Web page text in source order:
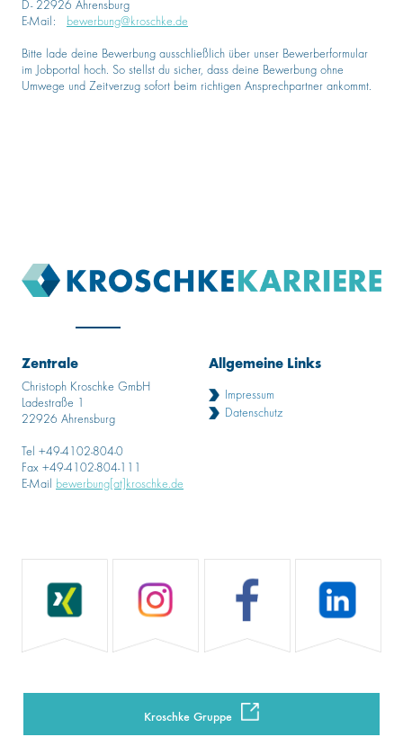
D- 22926 Ahrensburg
E-Mail: bewerbung@kroschke.de
Bitte lade deine Bewerbung ausschließlich über unser Bewerberformular
im Jobportal hoch. So stellst du sicher, dass deine Bewerbung ohne
Umwege und Zeitverzug sofort beim richtigen Ansprechpartner ankommt.
Zentrale
Christoph Kroschke GmbH
Ladestraße 1
22926 Ahrensburg
Tel +49-4102-804-0
Fax +49-4102-804-111
E-Mail bewerbung[at]kroschke.de
Allgemeine Links
Impressum
Datenschutz
Kroschke Gruppe